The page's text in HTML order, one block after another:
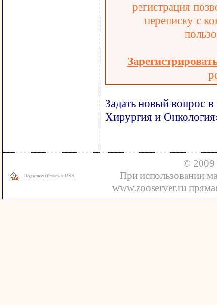
регистрация
переписку с
Задать новый вопрос
Хирургия и
Подключайтесь к RSS
© 2009
При использовании
www.zooserver.ru